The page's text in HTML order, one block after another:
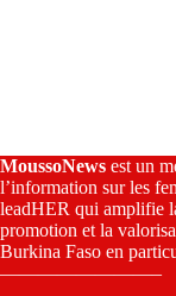
MoussoNews est un
l’information sur les
leadHER qui amplifie
promotion et la
Burkina Faso en
————————–